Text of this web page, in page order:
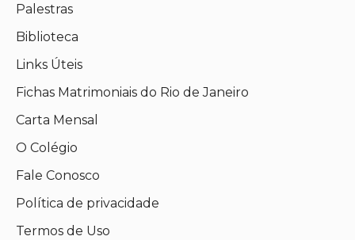
Palestras
Biblioteca
Links Úteis
Fichas Matrimoniais do Rio de Janeiro
Carta Mensal
O Colégio
Fale Conosco
Política de privacidade
Termos de Uso